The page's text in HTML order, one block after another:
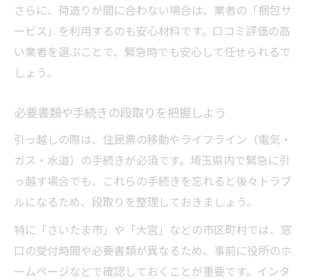
さらに、荷造りが間に合わない場合は、業者の「梱包サ
ービス」を利用するのも安心材料です。口コミ評価の高
い業者を選ぶことで、緊急時でも安心して任せられるで
しょう。
必要書類や手続きの段取りを把握しよう
引っ越しの際は、住民票の移動やライフライン（電気・
ガス・水道）の手続きが必須です。埼玉県内で緊急に引
っ越す場合でも、これらの手続きを忘れると後々トラブ
ルになるため、段取りを整理しておきましょう。
特に「さいたま市」や「大宮」などの市区町村では、窓
口の受付時間や必要書類が異なるため、事前に役所のホ
ームページなどで確認しておくことが重要です。インタ